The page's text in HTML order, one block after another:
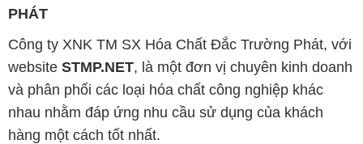
PHÁT
Công ty XNK TM SX Hóa Chất Đắc Trường Phát, với
website STMP.NET, là một đơn vị chuyên kinh doanh
và phân phối các loại hóa chất công nghiệp khác
nhau nhằm đáp ứng nhu cầu sử dụng của khách
hàng một cách tốt nhất.